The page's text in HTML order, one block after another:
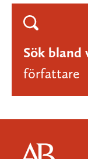
Sök bland
författare